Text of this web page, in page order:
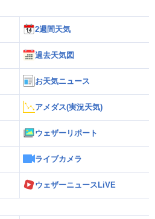
2週間天気
過去天気図
お天気ニュース
アメダス(実況天気)
ウェザーリポート
ライブカメラ
ウェザーニュースLiVE